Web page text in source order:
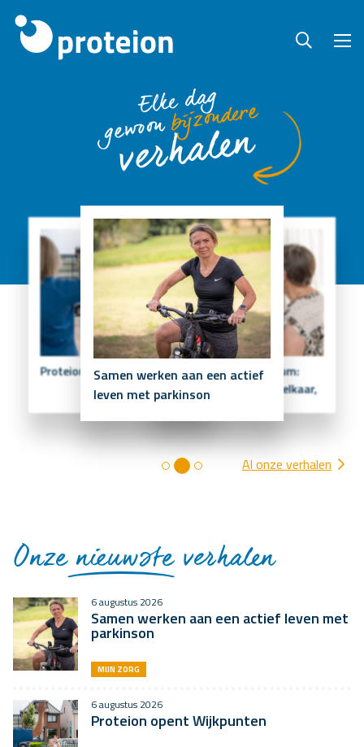
Elke dag
gewoonbijzondere
verhalen
Samen werken aan een actief
leven met parkinson
Proteion opent WijkpuntenHoenderpark in Ottersum:
“We zijn hier echt met elkaar,
Al onze verhalen
Onze nieuwsteverhalen
6 augustus 2026
Samen werken aan een actief leven met
parkinson
MIJN ZORG
6 augustus 2026
Proteion opent Wijkpunten